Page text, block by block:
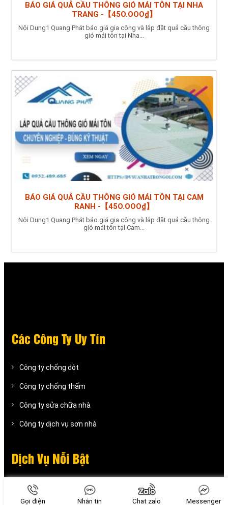
BÁO GIÁ QUẢ CẦU THÔNG GIÓ MÁI TÔN TẠI NHA
TRANG -【45O.OOO₫】
Nội Dung1 Quang Phát báo giá gia công và lắp đặt quả cầu thông
gió mái tôn tại Nha...
BÁO GIÁ QUẢ CẦU THÔNG GIÓ MÁI TÔN TẠI CAM
RANH -【45O.OOO₫】
Nội Dung1 Quang Phát báo giá gia công và lắp đặt quả cầu thông
gió mái tôn tại Cam...
Các Công Ty Uy Tín
Công ty chống dột
Công ty chống thấm
Công ty sửa chữa nhà
Công ty dịch vụ sơn nhà
Dịch Vụ Nỗi Bật
Báo giá thi công làm cửa sắt
Gọi điện Nhắn tin Chat zalo Messenger